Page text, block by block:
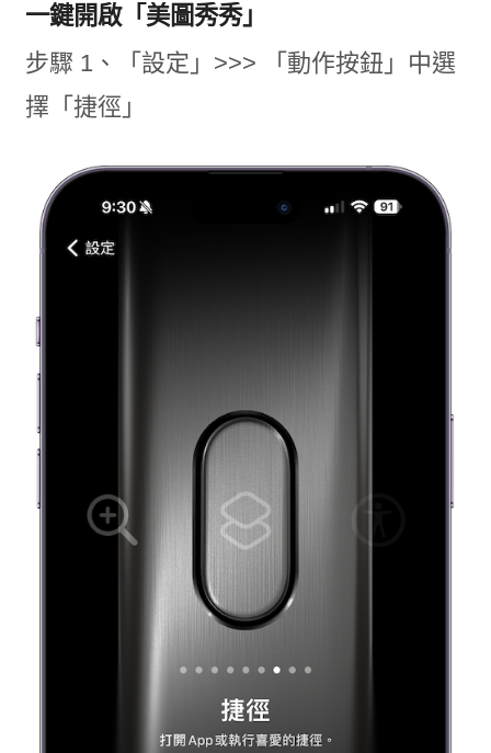
一鍵開啟「美圖秀秀」
步驟 1、「設定」>>> 「動作按鈕」中選
擇「捷徑」